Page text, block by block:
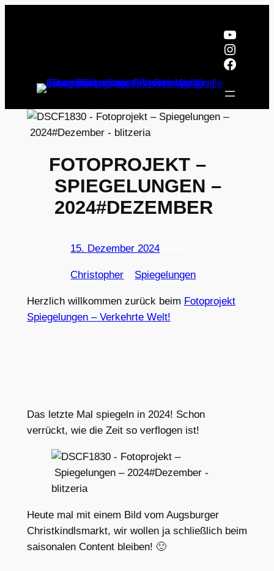
FOTOPROJEKT –
SPIEGELUNGEN –
2024#DEZEMBER
15. Dezember 2024
Christopher Spiegelungen
Herzlich willkommen zurück beim Fotoprojekt
Spiegelungen – Verkehrte Welt!
Das letzte Mal spiegeln in 2024! Schon
verrückt, wie die Zeit so verflogen ist!
Heute mal mit einem Bild vom Augsburger
Christkindlsmarkt, wir wollen ja schließlich beim
saisonalen Content bleiben! 🙂